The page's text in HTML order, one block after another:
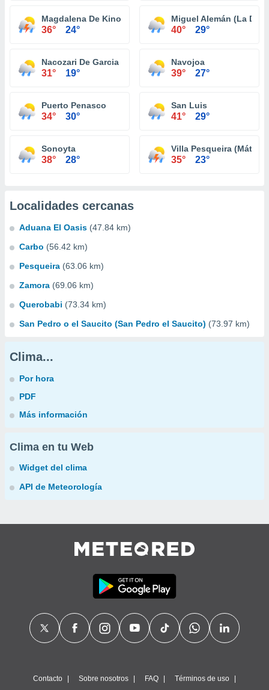
Magdalena De Kino
36° 24°
Miguel Alemán (La
40° 29°
Nacozari De Garcia
31° 19°
Navojoa
39° 27°
Puerto Penasco
34° 30°
San Luis
41° 29°
Sonoyta
38° 28°
Villa Pesqueira
35° 23°
Localidades cercanas
Aduana El Oasis (47.84 km)
Carbo (56.42 km)
Pesqueira (63.06 km)
Zamora (69.06 km)
Querobabi (73.34 km)
San Pedro o el Saucito (San Pedro el Saucito) (73.97 km)
Clima...
Por hora
PDF
Más información
Clima en tu Web
Widget del clima
API de Meteorología
Contacto Sobre nosotros FAQ Términos de uso